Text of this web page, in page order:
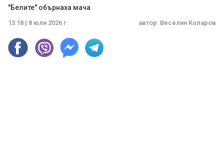
"Белите" обърнаха мача
13:18 | 8 юли 2026 г. автор: Веселин Коларов